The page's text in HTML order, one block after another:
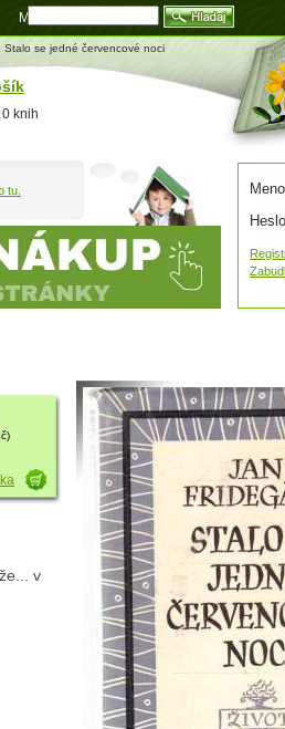
: Stalo se jedné červencové noci
v
tu.
knih
Mapa